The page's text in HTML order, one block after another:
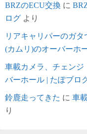
BRZのECU交換 に
ログ より
リアキャリパーのガタ
(カムリ)のオーバーホ
車載カメラ、チェンジ
バーホール | たぽブロ
鈴鹿走ってきた に 車
り